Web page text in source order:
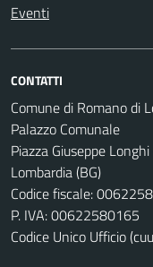
Eventi
CONTATTI
Comune di Romano di
Palazzo Comunale
Piazza Giuseppe
Lombardia (BG)
Codice fiscale:
P. IVA: 00622580165
Codice Unico Ufficio